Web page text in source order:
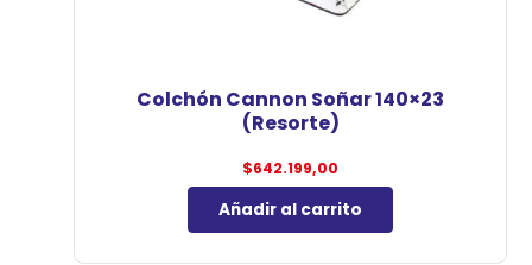
Colchón Cannon Soñar 140×23
(Resorte)
$642.199,00
Añadir al carrito